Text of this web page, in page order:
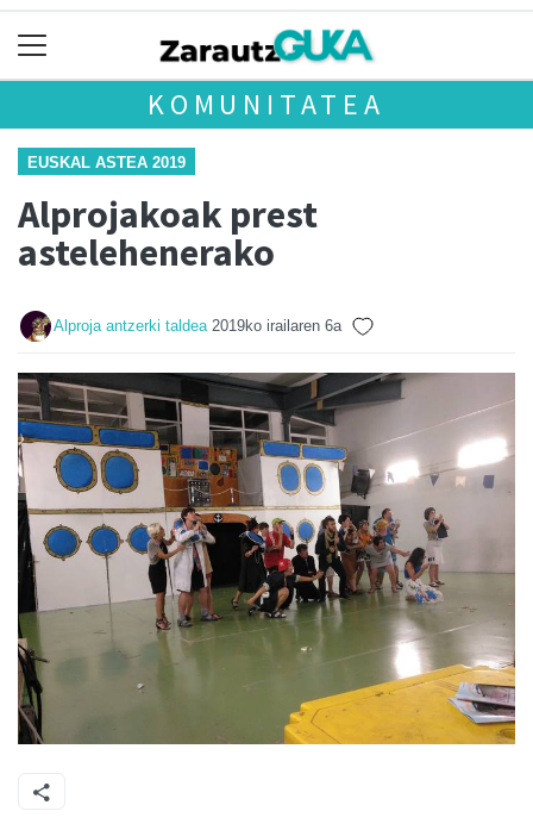
KOMUNITATEA
EUSKAL ASTEA 2019
Alprojakoak prest
astelehenerako
Alproja antzerki taldea 2019ko irailaren 6a